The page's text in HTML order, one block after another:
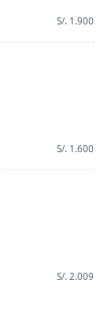
S/. 1.900
S/. 1.600
S/. 2.009